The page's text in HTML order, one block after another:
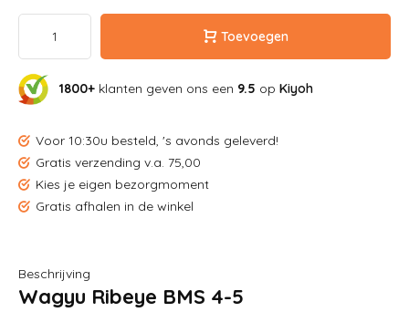
Toevoegen
1800+ klanten geven ons een 9.5 op Kiyoh
Voor 10:30u besteld, 's avonds geleverd!
Gratis verzending v.a. 75,00
Kies je eigen bezorgmoment
Gratis afhalen in de winkel
Beschrijving
Wagyu Ribeye BMS 4-5